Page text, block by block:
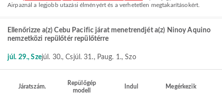
Airpaznál a legjobb utazási élményért és a verhetetlen megtakarításokért.
Ellenőrizze a(z) Cebu Pacific járat menetrendjét a(z) Ninoy Aquino
nemzetközi repülőtér repülőtérre
júl. 29., Szejúl. 30., Csjúl. 31., Paug. 1., Szo
Járatszám.
Repülőgép
modell
Indul Megérkezik